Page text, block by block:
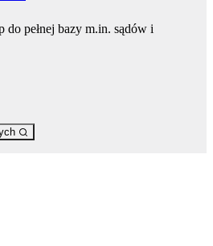
do pełnej bazy m.in. sądów i